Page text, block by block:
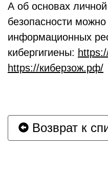
А об основах
безопасности можно
информационных
кибергигиены:
https://киберзож.рф/
Возврат к